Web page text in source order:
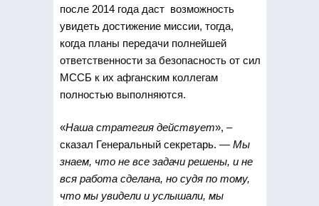
после 2014 года даст возможность
увидеть достижение миссии, тогда,
когда планы передачи полнейшей
ответственности за безопасность от сил
МССБ к их афганским коллегам
полностью выполняются.
«Наша стратегия действует», –
сказал Генеральный секретарь. — Мы
знаем, что не все задачи решены, и не
вся работа сделана, но судя по тому,
что мы увидели и услышали, мы